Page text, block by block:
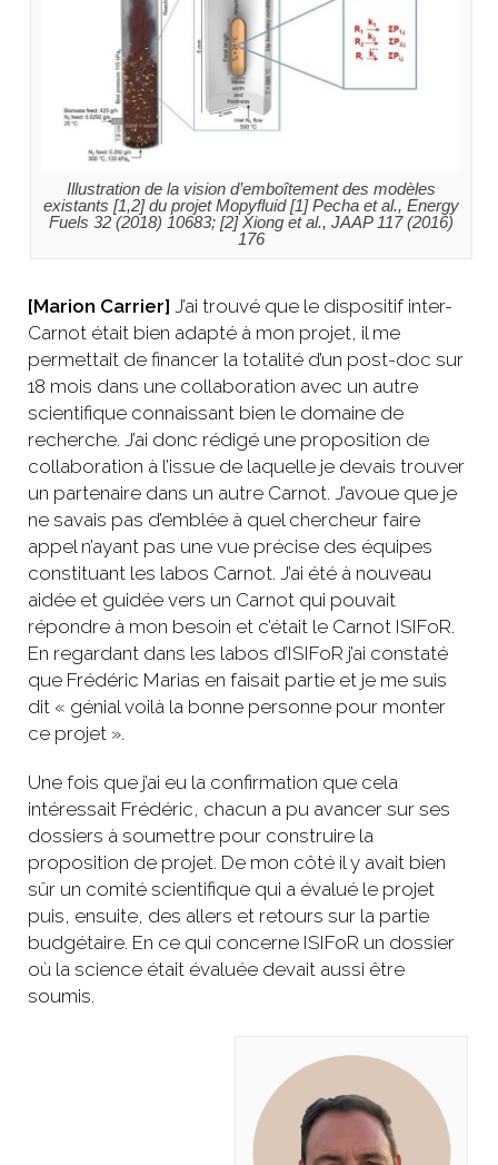
Illustration de la vision d’emboîtement des modèles
existants [1,2] du projet Mopyfluid [1] Pecha et al., Energy
Fuels 32 (2018) 10683; [2] Xiong et al., JAAP 117 (2016)
176
[Marion Carrier] J’ai trouvé que le dispositif inter-
Carnot était bien adapté à mon projet, il me
permettait de financer la totalité d’un post-doc sur
18 mois dans une collaboration avec un autre
scientifique connaissant bien le domaine de
recherche. J’ai donc rédigé une proposition de
collaboration à l’issue de laquelle je devais trouver
un partenaire dans un autre Carnot. J’avoue que je
ne savais pas d’emblée à quel chercheur faire
appel n’ayant pas une vue précise des équipes
constituant les labos Carnot. J’ai été à nouveau
aidée et guidée vers un Carnot qui pouvait
répondre à mon besoin et c’était le Carnot ISIFoR.
En regardant dans les labos d’ISIFoR j’ai constaté
que Frédéric Marias en faisait partie et je me suis
dit « génial voilà la bonne personne pour monter
ce projet ».
Une fois que j’ai eu la confirmation que cela
intéressait Frédéric, chacun a pu avancer sur ses
dossiers à soumettre pour construire la
proposition de projet. De mon côté il y avait bien
sûr un comité scientifique qui a évalué le projet
puis, ensuite, des allers et retours sur la partie
budgétaire. En ce qui concerne ISIFoR un dossier
où la science était évaluée devait aussi être
soumis.